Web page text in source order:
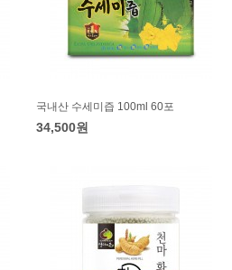
국내산 수세미즙 100ml 60포
34,500원